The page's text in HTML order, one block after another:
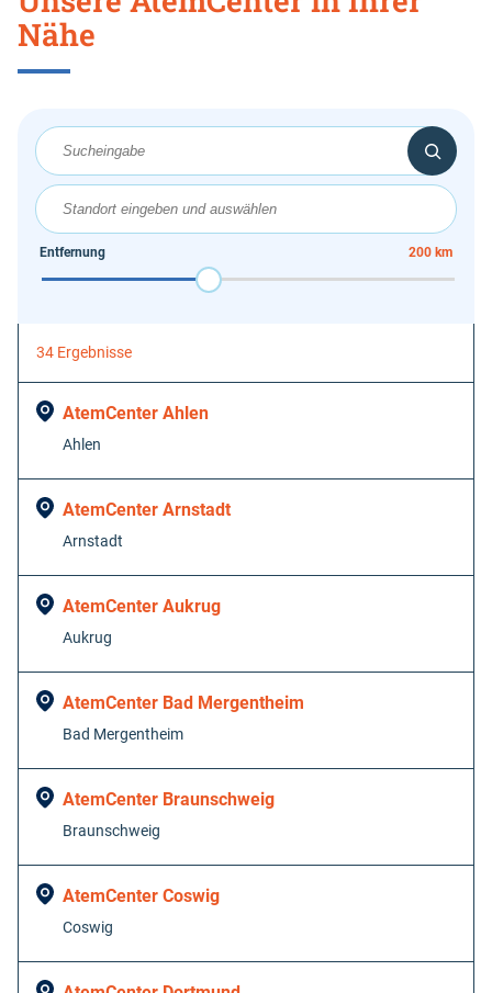
Nähe
Entfernung 200 km
decimal
degrees. Use
dot (.) as
decimal
separator.
34 Ergebnisse
AtemCenter Ahlen
Ahlen
AtemCenter Arnstadt
Arnstadt
AtemCenter Aukrug
Aukrug
AtemCenter Bad Mergentheim
Bad Mergentheim
AtemCenter Braunschweig
Braunschweig
AtemCenter Coswig
Coswig